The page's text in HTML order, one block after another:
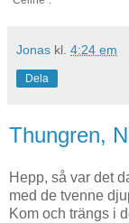
Jonas kl. 4:24 em
Dela
Thungren,
Hepp, så var det
med de tvenne
Kom och trängs i